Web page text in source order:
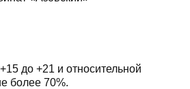
до +21 и относительной
более 70%.